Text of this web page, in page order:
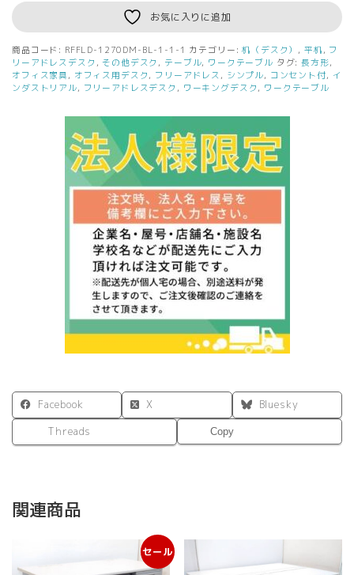
ス
ム
ス
ク
W1200×D700
ン
ト
付
個
お気に入りに追加
商品コード: RFFLD-1270DM-BL-1-1-1 カテゴリー:机（デスク） , 平机 , フ
リーアドレスデスク ,その他デスク , テーブル, ワークテーブル タグ:長方形,
オフィス家具 , オフィス用デスク , フリーアドレス , シンプル, コンセント付, イ
ンダストリアル, フリーアドレスデスク , ワーキングデスク , ワークテーブル
Facebook X
Bluesky
Threads
Copy
関連商品
セール